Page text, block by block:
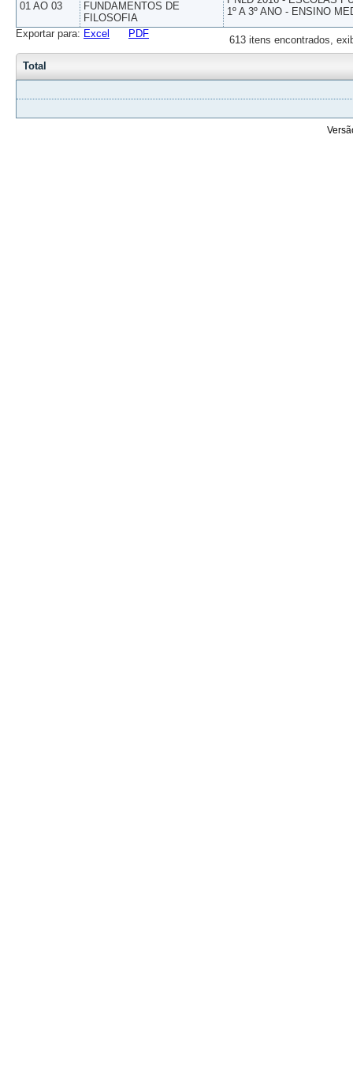
01 AO 03
FUNDAMENTOS DE
FILOSOFIA
1º A 3º ANO - ENSINO
613 itens encontrados,
Exportar para: Excel PDF
Total